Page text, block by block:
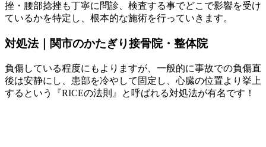
挫・腰部捻挫も丁寧に問診、検査する事でどこで影響を受け
ているかを特定し、根本的な施術を行っていきます。
対処法｜関市のかたぎり接骨院・整体院
負傷している程度にもよりますが、一般的に事故での負傷直
後は安静にし、患部を冷やして固定し、心臓の位置より挙上
するという『RICEの法則』と呼ばれる対処法が有名です！